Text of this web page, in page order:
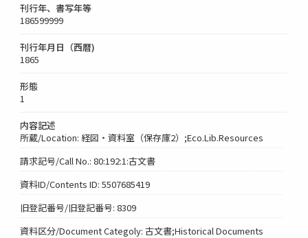
刊行年、書写年等
186599999
刊行年月日（西暦)
1865
形態
1
内容記述
所蔵/Location: 経図・資料室（保存庫2）;Eco.Lib.Resources
請求記号/Call No.: 80:192:1:古文書
資料ID/Contents ID: 5507685419
旧登記番号/旧登記番号: 8309
資料区分/Document Categoly: 古文書;Historical Documents